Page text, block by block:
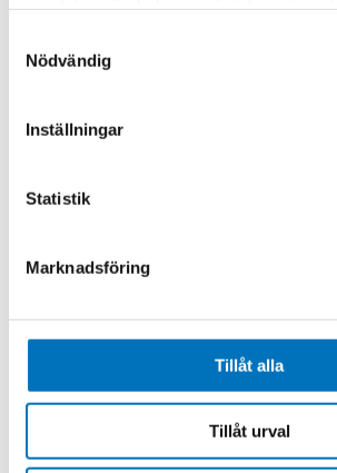
Nödvändig
Inställningar
Statistik
Marknadsföring
Tillåt alla
Tillåt urval
the GPS antenna to bypass
Better linearity, excellent gain
Noise Figure down to 6 dB with
Internal microcontroller allows RF
maintenance time, enabled by
utilizing special algorithm.